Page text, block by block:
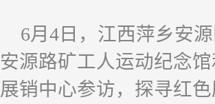
6月4日，江西萍乡安
安源路矿工人运动纪念
展销中心参访，探寻红